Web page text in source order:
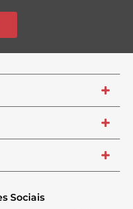
+
+
+
Sociais